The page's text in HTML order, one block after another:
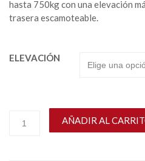
hasta 750kg con una elevación
trasera escamoteable.
ELEVACIÓN
AÑADIR AL